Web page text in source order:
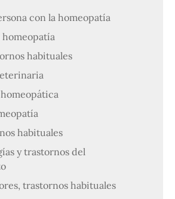
con la homeopatía
habituales
habituales
y trastornos del
trastornos habituales